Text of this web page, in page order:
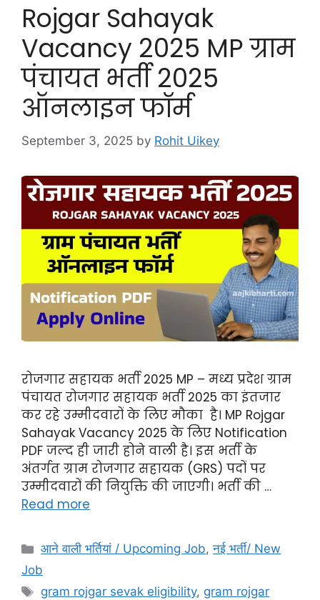
Rojgar Sahayak
Vacancy 2025 MP ग्राम
पंचायत भर्ती 2025
ऑनलाइन फॉर्म
September 3, 2025 by Rohit Uikey
रोजगार सहायक भर्ती 2025 MP – मध्य प्रदेश ग्राम
पंचायत रोजगार सहायक भर्ती 2025 का इंतजार
कर रहे उम्मीदवारों के लिए मौका है। MP Rojgar
Sahayak Vacancy 2025 के लिए Notification
PDF जल्द ही जारी होने वाली है। इस भर्ती के
अंतर्गत ग्राम रोजगार सहायक (GRS) पदों पर
उम्मीदवारों की नियुक्ति की जाएगी। भर्ती की …
Read more
आने वाली भर्तियां / Upcoming Job,नई भर्ती/ New
Job
gram rojgar sevak eligibility, gram rojgar